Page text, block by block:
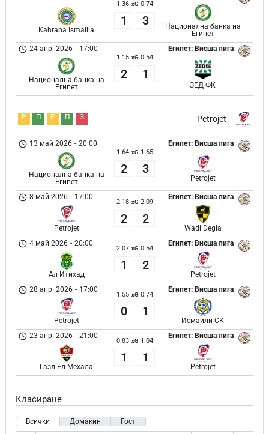
Kahraba Ismailia
1.36 xG 0.74
1 3
Национална банка на
Египет
Египет: Висша лига
24 апр. 2026 - 17:00
Национална банка на
Египет
1.15 xG 0.54
2 1
ЗЕД ФК
Petrojet
Р П Р П З
Египет: Висша лига
13 май 2026 - 20:00
Национална банка на
Египет
1.64 xG 1.65
2 3
Petrojet
Египет: Висша лига
8 май 2026 - 17:00
Petrojet
2.18 xG 2.09
2 2
Wadi Degla
Египет: Висша лига
4 май 2026 - 20:00
Ал Итихад
2.07 xG 0.54
1 2
Petrojet
Египет: Висша лига
28 апр. 2026 - 17:00
Petrojet
1.55 xG 0.74
0 1
Исмаили СК
Египет: Висша лига
23 апр. 2026 - 21:00
Газл Ел Мехала
0.83 xG 1.04
1 1
Petrojet
Класиране
Всички Домакин Гост